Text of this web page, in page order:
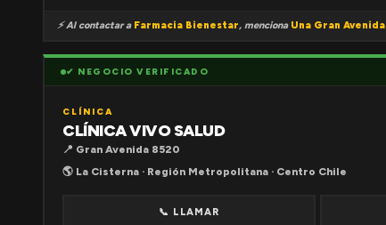
⚡ Al contactar a Farmacia Bienestar, menciona Una Gran Avenida
✔ NEGOCIO VERIFICADO
CLÍNICA
CLÍNICA VIVO SALUD
📍 Gran Avenida 8520
🌎 La Cisterna · Región Metropolitana · Centro Chile
📞 LLAMAR